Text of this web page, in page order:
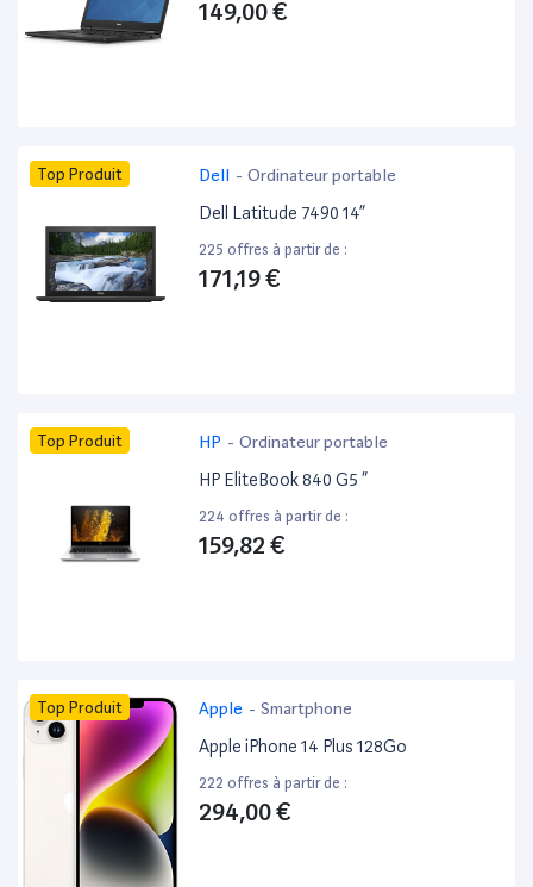
149,00 €
Top Produit Dell - Ordinateur portable
Dell Latitude 7490 14”
225 offres à partir de :
171,19 €
Top Produit HP - Ordinateur portable
HP EliteBook 840 G5 ”
224 offres à partir de :
159,82 €
Top Produit Apple - Smartphone
Apple iPhone 14 Plus 128Go
222 offres à partir de :
294,00 €